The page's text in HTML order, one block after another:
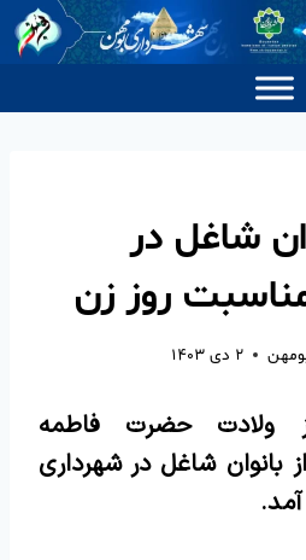
شاغل در
روز زن
۲ دی ۱۴۰۳
ولادت حضرت فاطمه
بانوان شاغل در شهرداری